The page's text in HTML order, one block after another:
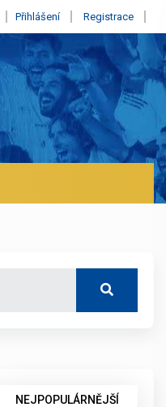
Přihlášení Registrace
NEJPOPULÁRNĚJŠÍ